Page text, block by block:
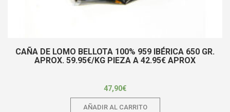
CAÑA DE LOMO BELLOTA 100% 959 IBÉRICA 650 GR.
APROX. 59.95€/KG PIEZA A 42.95€ APROX
47,90€
AÑADIR AL CARRITO